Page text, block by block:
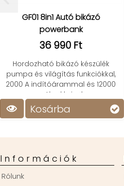
GF01 8in1 Autó bikázó
powerbank
36 990 Ft
Hordozható bikázó készülék
pumpa és világítás funkciókkal,
2000 A indítóárammal és 12000
mAh akksival.
Kosárba
Információk
Rólunk